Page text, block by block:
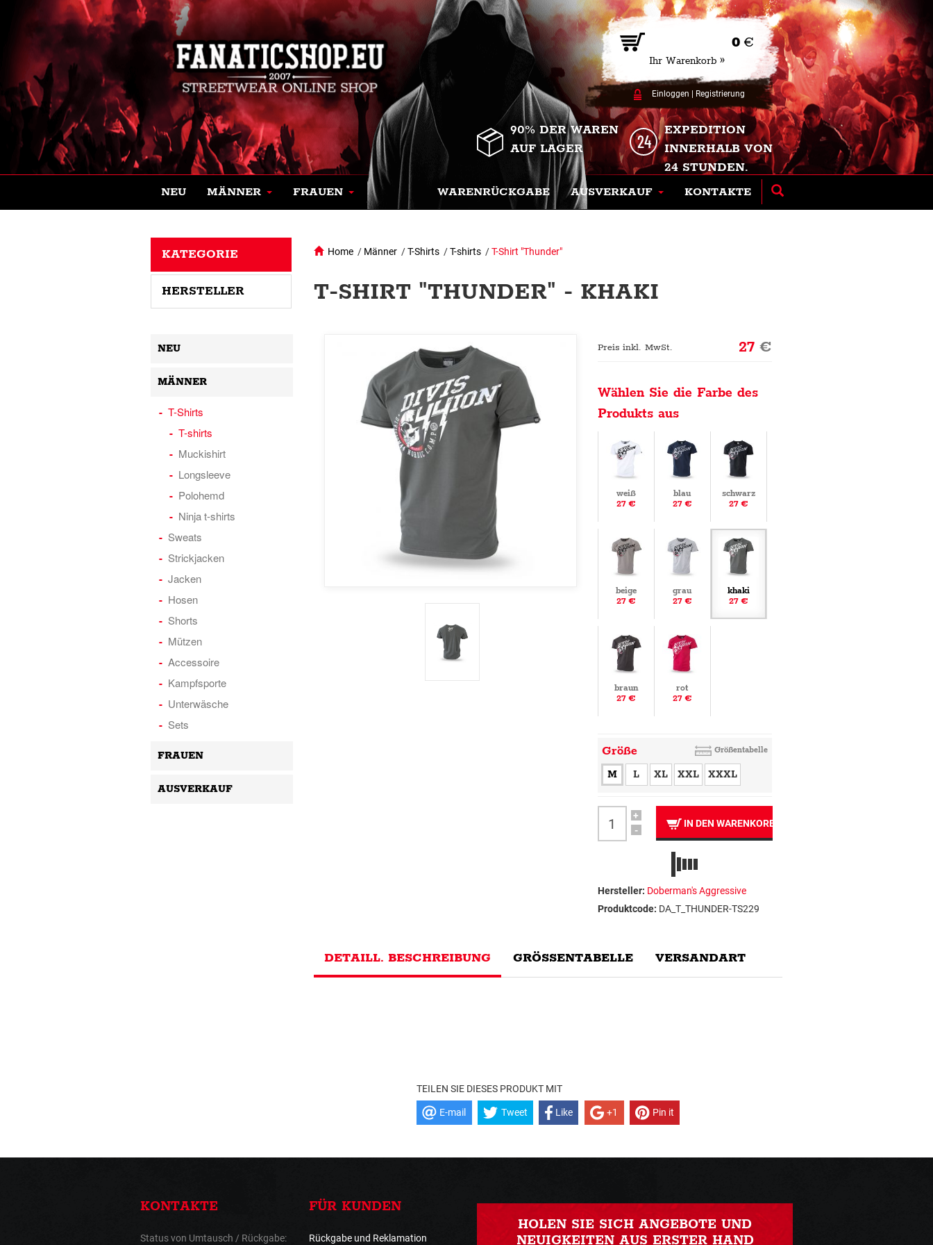
0 €
Ihr Warenkorb »
Einloggen Registrierung
90% DER WAREN
AUF LAGER
EXPEDITION
INNERHALB VON
24 STUNDEN.
NEU MÄNNER FRAUEN WARENRÜCKGABE AUSVERKAUF KONTAKTE
Home / Männer /T-Shirts /T-shirts /T-Shirt "Thunder"
T-SHIRT "THUNDER" - KHAKI
Preis inkl. MwSt. 27€
Wählen Sie die Farbe des
Produkts aus
weiß
27 €
blau
27 €
schwarz
27 €
beige
27 €
grau
27 €
khaki
27 €
braun
27 €
rot
27 €
Größe Größentabelle
M L XL XXL XXXL
+
-
IN DEN WARENKORB
Hersteller: Doberman's Aggressive
Produktcode: DA_T_THUNDER-TS229
DETAILL. BESCHREIBUNG GRÖSSENTABELLE VERSANDART
TEILEN SIE DIESES PRODUKT MIT
E-mail Tweet Like +1 Pin it
KATEGORIE
HERSTELLER
NEU
MÄNNER
T-Shirts
T-shirts
Muckishirt
Longsleeve
Polohemd
Ninja t-shirts
Sweats
Strickjacken
Jacken
Hosen
Shorts
Mützen
Accessoire
Kampfsporte
Unterwäsche
Sets
FRAUEN
AUSVERKAUF
KONTAKTE
Status von Umtausch / Rückgabe:
FÜR KUNDEN
Rückgabe und Reklamation
HOLEN SIE SICH ANGEBOTE UND
NEUIGKEITEN AUS ERSTER HAND